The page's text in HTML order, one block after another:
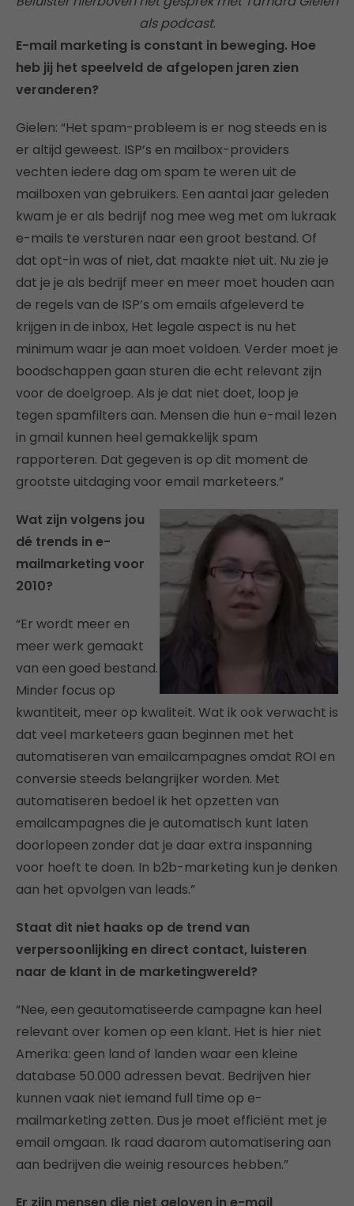
als podcast.
E-mail marketing is constant in beweging. Hoe
heb jij het speelveld de afgelopen jaren zien
veranderen?
Gielen: “Het spam-probleem is er nog steeds en is
er altijd geweest. ISP’s en mailbox-providers
vechten iedere dag om spam te weren uit de
mailboxen van gebruikers. Een aantal jaar geleden
kwam je er als bedrijf nog mee weg met om lukraak
e-mails te versturen naar een groot bestand. Of
dat opt-in was of niet, dat maakte niet uit. Nu zie je
dat je je als bedrijf meer en meer moet houden aan
de regels van de ISP’s om emails afgeleverd te
krijgen in de inbox, Het legale aspect is nu het
minimum waar je aan moet voldoen. Verder moet je
boodschappen gaan sturen die echt relevant zijn
voor de doelgroep. Als je dat niet doet, loop je
tegen spamfilters aan. Mensen die hun e-mail lezen
in gmail kunnen heel gemakkelijk spam
rapporteren. Dat gegeven is op dit moment de
grootste uitdaging voor email marketeers.”
Wat zijn volgens jou
dé trends in e-
mailmarketing voor
2010?
“Er wordt meer en
meer werk gemaakt
van een goed bestand.
Minder focus op
kwantiteit, meer op kwaliteit. Wat ik ook verwacht is
dat veel marketeers gaan beginnen met het
automatiseren van emailcampagnes omdat ROI en
conversie steeds belangrijker worden. Met
automatiseren bedoel ik het opzetten van
emailcampagnes die je automatisch kunt laten
doorlopeen zonder dat je daar extra inspanning
voor hoeft te doen. In b2b-marketing kun je denken
aan het opvolgen van leads.”
Staat dit niet haaks op de trend van
verpersoonlijking en direct contact, luisteren
naar de klant in de marketingwereld?
“Nee, een geautomatiseerde campagne kan heel
relevant over komen op een klant. Het is hier niet
Amerika: geen land of landen waar een kleine
database 50.000 adressen bevat. Bedrijven hier
kunnen vaak niet iemand full time op e-
mailmarketing zetten. Dus je moet efficiënt met je
email omgaan. Ik raad daarom automatisering aan
aan bedrijven die weinig resources hebben.”
Er zijn mensen die niet geloven in e-mail